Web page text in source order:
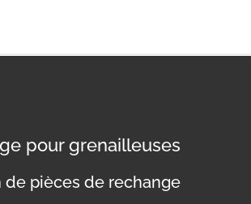
pour grenailleuses
de pièces de rechange